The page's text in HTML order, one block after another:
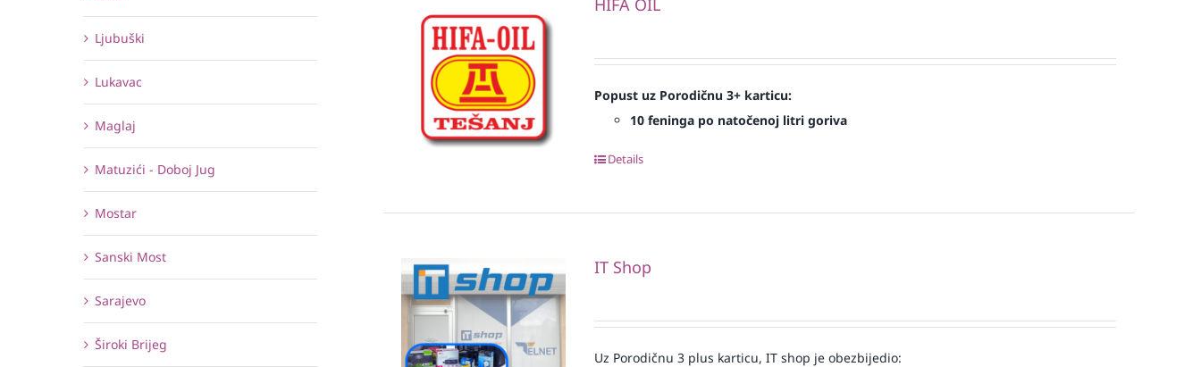
Popust uz Porodičnu 3+ karticu:
10 feninga po natočenoj litri goriva
Details
IT Shop
Uz Porodičnu 3 plus karticu, IT shop je obezbijedio:
Ljubuški
Lukavac
Maglaj
Matuzići - Doboj Jug
Mostar
Sanski Most
Sarajevo
Široki Brijeg